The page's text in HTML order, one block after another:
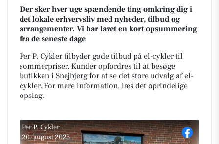
Der sker hver uge spændende ting omkring dig i
det lokale erhvervsliv med nyheder, tilbud og
arrangementer. Vi har lavet en kort opsummering
fra de seneste dage
Per P. Cykler tilbyder gode tilbud på el-cykler til
sommerpriser. Kunder opfordres til at besøge
butikken i Snejbjerg for at se det store udvalg af el-
cykler. For mere information, læs det oprindelige
opslag.
Per P. Cykler
20. august 2025